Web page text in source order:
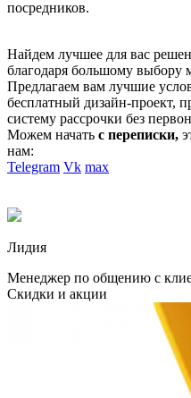
посредников.
Найдем лучшее для вас
благодаря большому выбору
Предлагаем вам лучшие
бесплатный дизайн-проект,
систему рассрочки без
Можем начать с переписки,
нам:
Telegram Vk max
Лидия
Менеджер по общению с
Скидки и акции